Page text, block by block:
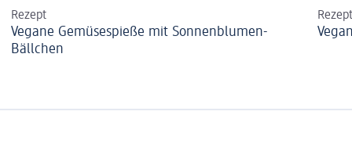
Rezept
Vegane Gemüsespieße mit Sonnenblumen-
Bällchen
Rezept